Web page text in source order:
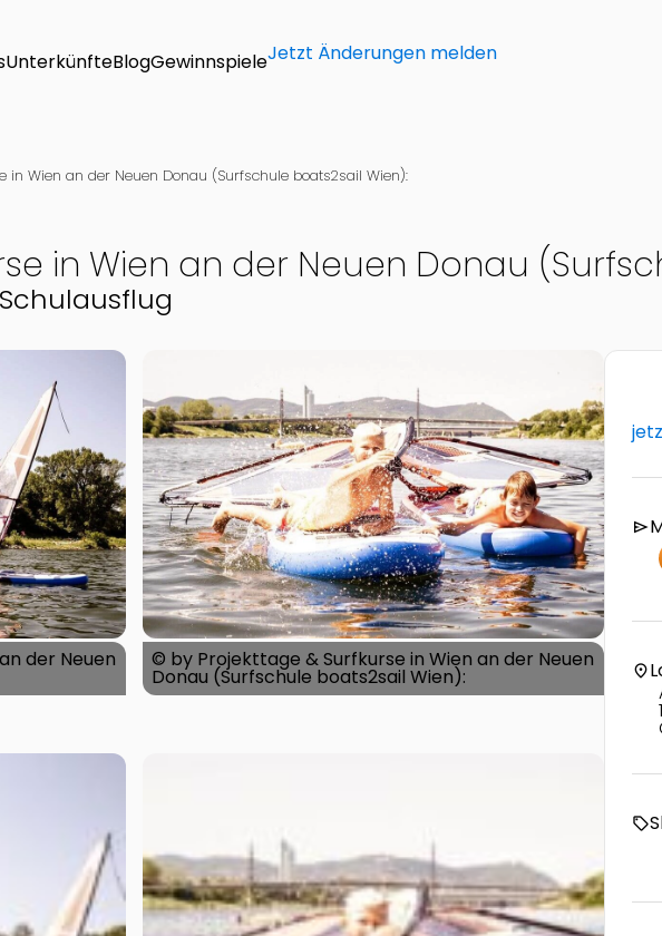
UnterkünfteBlogGewinnspieleJetzt Änderungen melden
in Wien an der Neuen Donau (Surfschule boats2sail Wien):
in Wien an der Neuen Donau
Schulausflug
der Neuen © by Projekttage & Surfkurse in Wien an der Neuen
Donau (Surfschule boats2sail Wien):
send
location_on
local_offer